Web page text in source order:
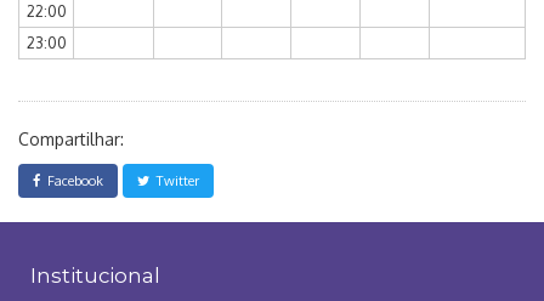
22:00
23:00
Compartilhar:
Facebook Twitter
Institucional